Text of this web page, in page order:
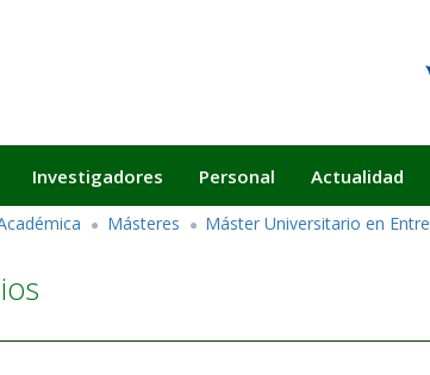
Investigadores Personal Actualidad
Másteres Máster Universitario en